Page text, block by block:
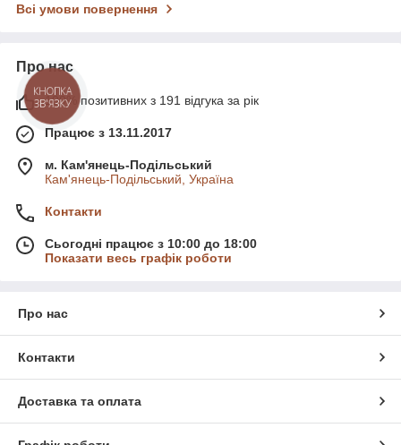
Всі умови повернення
Про нас
100% позитивних з 191 відгука за рік
Працює з 13.11.2017
м. Кам'янець-Подільський
Кам'янець-Подільський, Україна
Контакти
Сьогодні працює з 10:00 до 18:00
Показати весь графік роботи
Про нас
Контакти
Доставка та оплата
КНОПКА
ЗВ'ЯЗКУ